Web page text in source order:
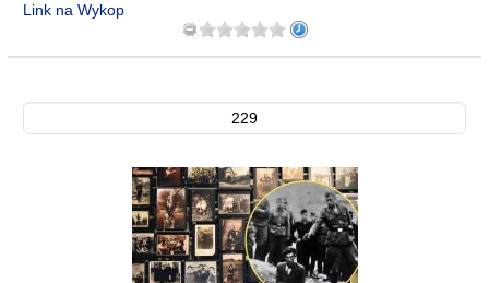
Link na Wykop
229